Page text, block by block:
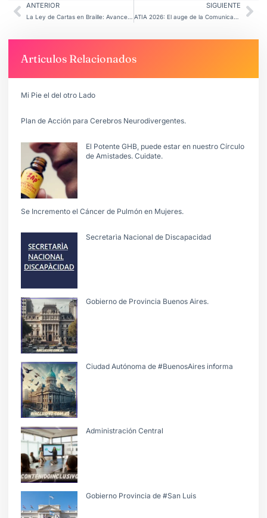
ANTERIOR
La Ley de Cartas en Braille: Avance en Accesibilidad Comunicacional.
SIGUIENTE
ATIA 2026: El auge de la Comunicación Aumentativa (AAC)
Articulos Relacionados
Mi Pie el del otro Lado
Plan de Acción para Cerebros Neurodivergentes.
El Potente GHB, puede estar en nuestro Círculo
de Amistades. Cuidate.
Se Incremento el Cáncer de Pulmón en Mujeres.
Secretarìa Nacional de Discapacidad
Gobierno de Provincia Buenos Aires.
Ciudad Autónoma de #BuenosAires informa
Administración Central
Gobierno Provincia de #San Luis